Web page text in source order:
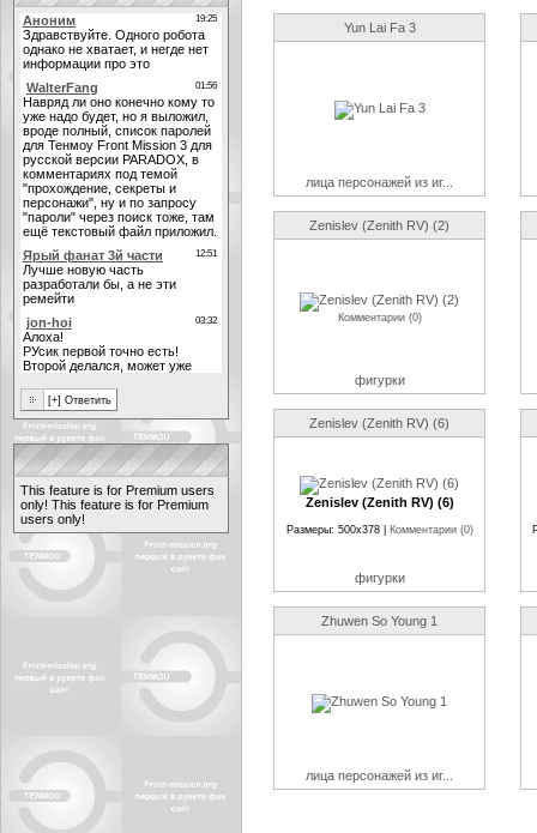
This feature is for Premium users
only! This feature is for Premium
users only!
Yun Lai Fa 3
лица персонажей из иг...
Zenislev (Zenith RV) (2)
Комментарии (0)
фигурки
Zenislev (Zenith RV) (6)
Zenislev (Zenith RV) (6)
Размеры: 500x378 | Комментарии (0)
фигурки
Zhuwen So Young 1
лица персонажей из иг...